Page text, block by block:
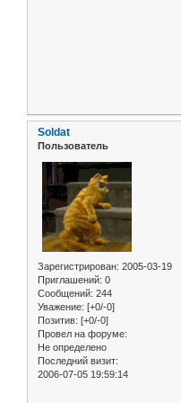
Soldat
Пользователь
Зарегистрирован: 2005-03-19
Приглашений: 0
Сообщений: 244
Уважение: [+0/-0]
Позитив: [+0/-0]
Провел на форуме:
Не определено
Последний визит:
2006-07-05 19:59:14